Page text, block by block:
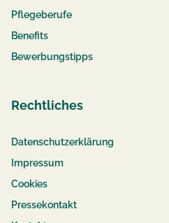
Pflegeberufe
Benefits
Bewerbungstipps
Rechtliches
Datenschutzerklärung
Impressum
Cookies
Pressekontakt